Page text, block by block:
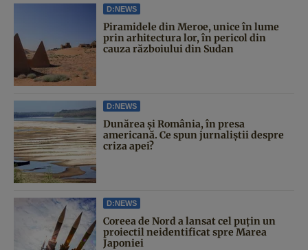
D:NEWS
Piramidele din Meroe, unice în lume
prin arhitectura lor, în pericol din
cauza războiului din Sudan
D:NEWS
Dunărea și România, în presa
americană. Ce spun jurnaliștii despre
criza apei?
D:NEWS
Coreea de Nord a lansat cel puțin un
proiectil neidentificat spre Marea
Japoniei